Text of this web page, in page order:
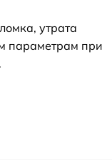
утрата
параметрам при